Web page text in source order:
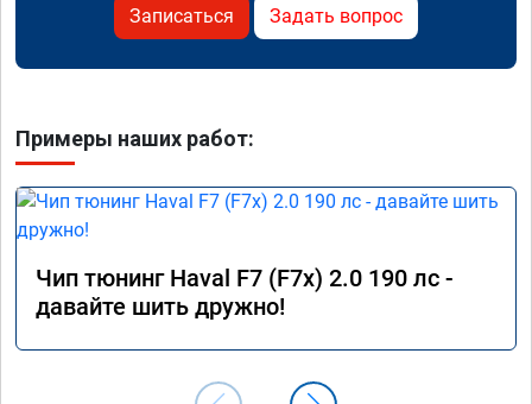
Записаться Задать вопрос
Примеры наших работ:
Чип тюнинг Haval F7 (F7x) 2.0 190 лс -
давайте шить дружно!